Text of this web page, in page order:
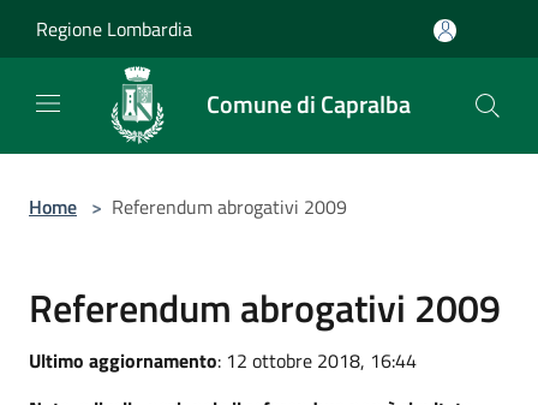
Regione Lombardia
Comune di Capralba
Home > Referendum abrogativi 2009
Referendum abrogativi 2009
Ultimo aggiornamento: 12 ottobre 2018, 16:44